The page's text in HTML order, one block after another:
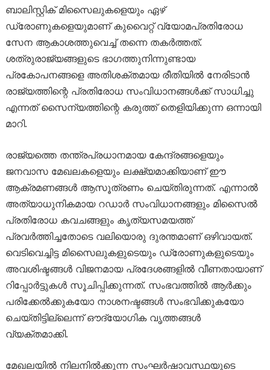
ബാലിസ്റ്റിക് മിസൈലുകളെയും ഏഴ്
ഡ്രോണുകളെയുമാണ് കുവൈറ്റ് വ്യോമപ്രതിരോധ
സേന ആകാശത്തുവെച്ച് തന്നെ തകർത്തത്.
ശത്രുരാജ്യങ്ങളുടെ ഭാഗത്തുനിന്നുണ്ടായ
പ്രകോപനങ്ങളെ അതിശക്തമായ രീതിയിൽ നേരിടാൻ
രാജ്യത്തിന്റെ പ്രതിരോധ സംവിധാനങ്ങൾക്ക് സാധിച്ചു
എന്നത് സൈന്യത്തിന്റെ കരുത്ത് തെളിയിക്കുന്ന ഒന്നായി
മാറി.
രാജ്യത്തെ തന്ത്രപ്രധാനമായ കേന്ദ്രങ്ങളെയും
ജനവാസ മേഖലകളെയും ലക്ഷ്യമാക്കിയാണ് ഈ
ആക്രമണങ്ങൾ ആസൂത്രണം ചെയ്തിരുന്നത്. എന്നാൽ
അത്യാധുനികമായ റഡാർ സംവിധാനങ്ങളും മിസൈൽ
പ്രതിരോധ കവചങ്ങളും കൃത്യസമയത്ത്
പ്രവർത്തിച്ചതോടെ വലിയൊരു ദുരന്തമാണ് ഒഴിവായത്.
വെടിവെച്ചിട്ട മിസൈലുകളുടെയും ഡ്രോണുകളുടെയും
അവശിഷ്ടങ്ങൾ വിജനമായ പ്രദേശങ്ങളിൽ വീണതായാണ്
റിപ്പോർട്ടുകൾ സൂചിപ്പിക്കുന്നത്. സംഭവത്തിൽ ആർക്കും
പരിക്കേൽക്കുകയോ നാശനഷ്ടങ്ങൾ സംഭവിക്കുകയോ
ചെയ്തിട്ടില്ലെന്ന് ഔദ്യോഗിക വൃത്തങ്ങൾ
വ്യക്തമാക്കി.
മേഖലയിൽ നിലനിൽക്കുന്ന സംഘർഷാവസ്ഥയുടെ